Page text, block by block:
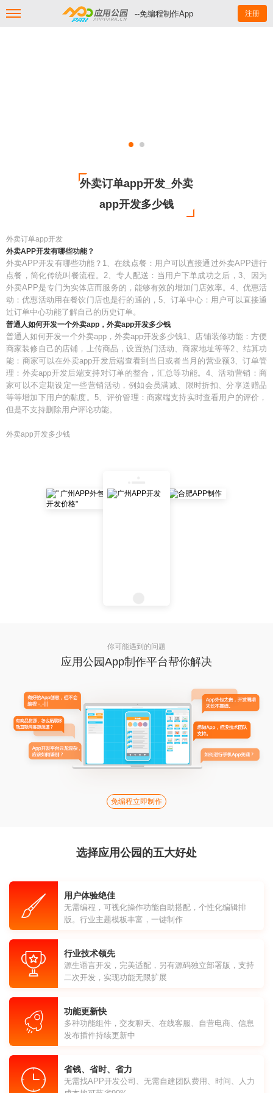
--免编程制作App 注册
外卖订单app开发_外卖
app开发多少钱
外卖订单app开发
外卖APP开发有哪些功能？
外卖APP开发有哪些功能？1、在线点餐：用户可以直接通过外卖APP进行
点餐，简化传统叫餐流程。2、专人配送：当用户下单成功之后，3、因为
外卖APP是专门为实体店而服务的，能够有效的增加门店效率。4、优惠活
动：优惠活动用在餐饮门店也是行的通的，5、订单中心：用户可以直接通
过订单中心功能了解自己的历史订单。
普通人如何开发一个外卖app，外卖app开发多少钱
普通人如何开发一个外卖app，外卖app开发多少钱1、店铺装修功能：方便
商家装修自己的店铺，上传商品，设置热门活动、商家地址等等2、结算功
能：商家可以在外卖app开发后端查看到当日或者当月的营业额3、订单管
理：外卖app开发后端支持对订单的整合，汇总等功能。4、活动营销：商
家可以不定期设定一些营销活动，例如会员满减、限时折扣、分享送赠品
等等增加下用户的黏度。5、评价管理：商家端支持实时查看用户的评价，
但是不支持删除用户评论功能。
外卖app开发多少钱
你可能遇到的问题
应用公园App制作平台帮你解决
免编程立即制作
选择应用公园的五大好处
用户体验绝佳
无需编程，可视化操作功能自助搭配，个性化编辑排
版。行业主题模板丰富，一键制作
行业技术领先
源生语言开发，完美适配，另有源码独立部署版，支持
二次开发，实现功能无限扩展
功能更新快
多种功能组件，交友聊天、在线客服、自营电商、信息
发布插件持续更新中
省钱、省时、省力
无需找APP开发公司、无需自建团队费用、时间、人力